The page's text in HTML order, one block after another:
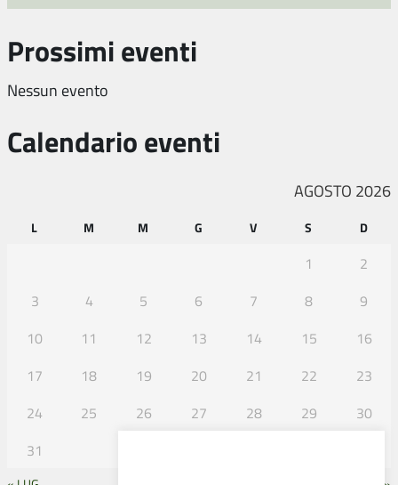
Prossimi eventi
Nessun evento
Calendario eventi
AGOSTO 2026
L M M G V S D
1
2
3
4 5 6 7 8
9
10
11 12 13 14 15
16
17
18 19 20 21 22
23
24
25 26 27 28 29
30
31